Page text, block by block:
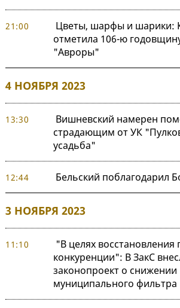
21:00
Цветы, шарфы и шарики:
отметила 106-ю
"Авроры"
4 НОЯБРЯ 2023
13:30
Вишневский намерен
страдающим от УК
усадьба"
12:44 Бельский поблагодарил
3 НОЯБРЯ 2023
11:10
"В целях восстановления
конкуренции": В ЗакС
законопроект о снижении
муниципального фильтра